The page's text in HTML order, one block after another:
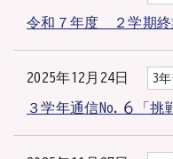
令和７年度 ２学期終
2025年12月24日 3
３学年通信No.６「挑